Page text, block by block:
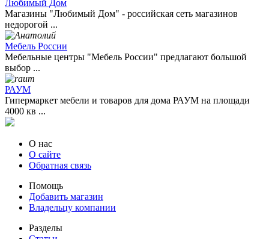
Любимый Дом
Магазины "Любимый Дом" - российская сеть магазинов
недорогой ...
Мебель России
Мебельные центры "Мебель России" предлагают большой
выбор ...
РАУМ
Гипермаркет мебели и товаров для дома РАУМ на площади
4000 кв ...
О нас
О сайте
Обратная связь
Помощь
Добавить магазин
Владельцу компании
Разделы